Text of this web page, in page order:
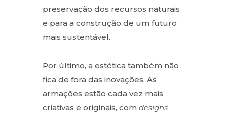
preservação dos recursos naturais
e para a construção de um futuro
mais sustentável.
Por último, a estética também não
fica de fora das inovações. As
armações estão cada vez mais
criativas e originais, com designs